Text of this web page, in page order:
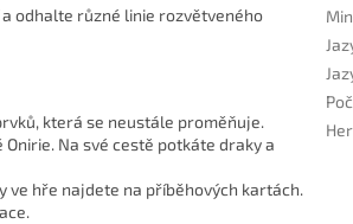
odhalte různé linie rozvětveného
která se neustále proměňuje.
Na své cestě potkáte draky a
ve hře najdete na příběhových kartách.